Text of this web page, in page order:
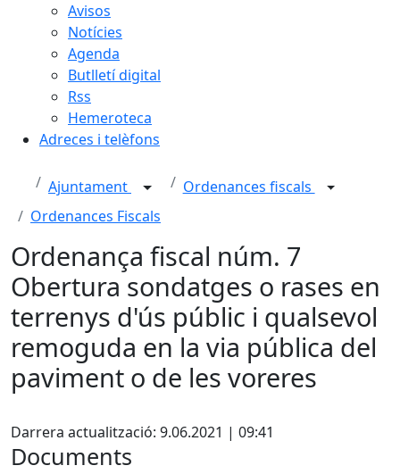
Avisos
Notícies
Agenda
Butlletí digital
Rss
Hemeroteca
Adreces i telèfons
Ajuntament
Ordenances fiscals
Ordenances Fiscals
Ordenança fiscal núm. 7
Obertura sondatges o rases en
terrenys d'ús públic i qualsevol
remoguda en la via pública del
paviment o de les voreres
Darrera actualització: 9.06.2021 | 09:41
Documents